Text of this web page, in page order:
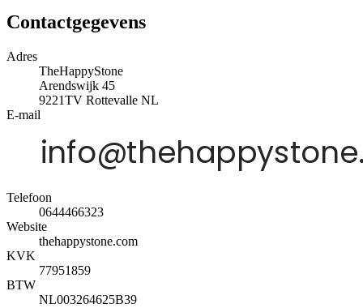
Contactgegevens
Adres
TheHappyStone
Arendswijk 45
9221TV Rottevalle NL
E-mail
Telefoon
0644466323
Website
thehappystone.com
KVK
77951859
BTW
NL003264625B39